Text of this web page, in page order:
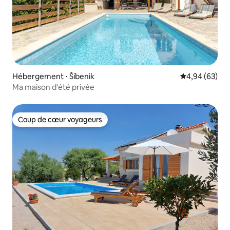
Hébergement ⋅ Šibenik Évaluation
4,94 (63)
Ma maison d'été privée
Coup de cœur voyageurs
Coup de cœur voyageurs